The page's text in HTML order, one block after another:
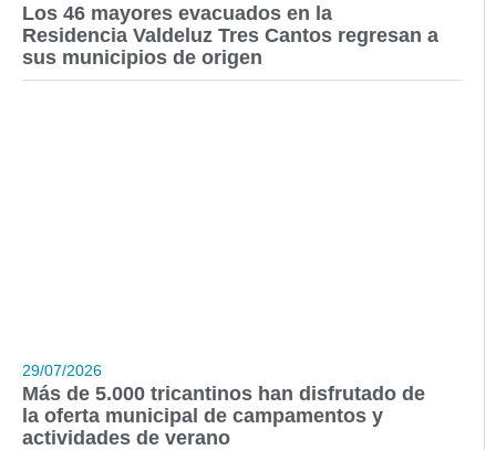
Los 46 mayores evacuados en la
Residencia Valdeluz Tres Cantos regresan a
sus municipios de origen
29/07/2026
Más de 5.000 tricantinos han disfrutado de
la oferta municipal de campamentos y
actividades de verano